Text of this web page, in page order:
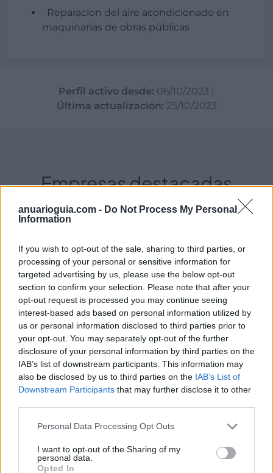
anuarioguia.com - Do Not Process My Personal
Information
If you wish to opt-out of the sale, sharing to third parties, or
processing of your personal or sensitive information for
targeted advertising by us, please use the below opt-out
section to confirm your selection. Please note that after your
opt-out request is processed you may continue seeing
interest-based ads based on personal information utilized by
us or personal information disclosed to third parties prior to
your opt-out. You may separately opt-out of the further
disclosure of your personal information by third parties on the
IAB’s list of downstream participants. This information may
also be disclosed by us to third parties on the IAB’s List of
Downstream Participants that may further disclose it to other
Personal Data Processing Opt Outs
I want to opt-out of the Sharing of my
personal data.
Opted In
Reparacion del aire acondicionado en
maquinarias de obras públicas
Perfil activo desde: 06/10/2023
Última actualización: 25/10/2023
Empresas destacadas
en Málaga ciudad
Málaga ciudad (Málaga)